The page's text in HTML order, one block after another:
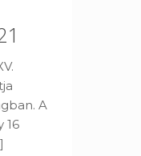
A
16